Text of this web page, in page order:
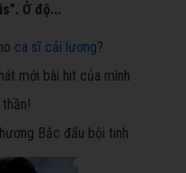
Ở độ...
ca sĩ cải lương?
mới bài hit của mình
Bắc đẩu bội tinh